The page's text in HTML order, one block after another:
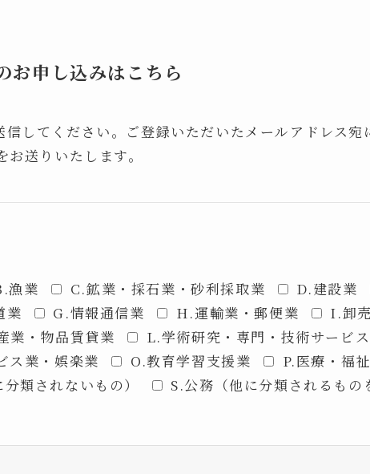
お申し込みはこちら
してください。ご登録いただいたメールアドレス宛
送りいたします。
漁業 C.鉱業・採石業・砂利採取業 D.建設業
業
G.情報通信業 H.運輸業・郵便業 I.卸
業・物品賃貸業 L.学術研究・専門・技術サービ
ス業・娯楽業 O.教育学習支援業 P.医療・福祉
類されないもの）
S.公務（他に分類されるもの